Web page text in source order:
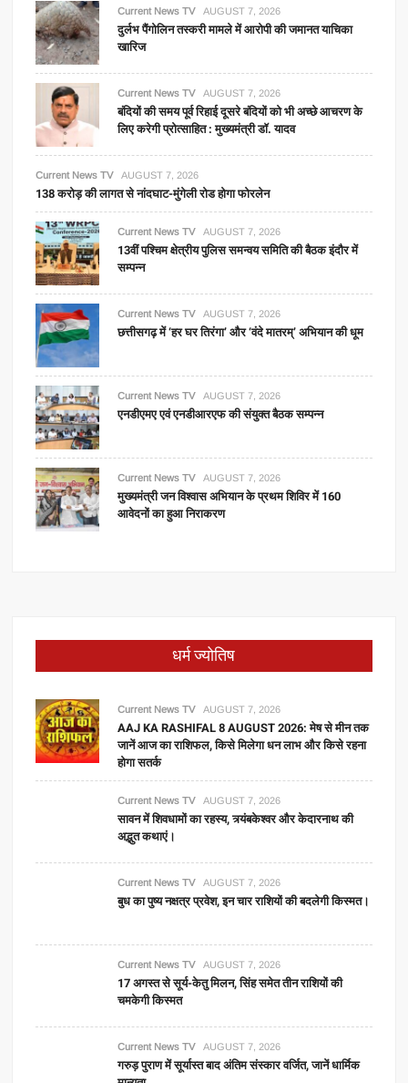
Current News TV AUGUST 7, 2026
दुर्लभ पैंगोलिन तस्करी मामले में आरोपी की जमानत याचिका
खारिज
Current News TV AUGUST 7, 2026
बंदियों की समय पूर्व रिहाई दूसरे बंदियों को भी अच्छे आचरण के
लिए करेगी प्रोत्साहित : मुख्यमंत्री डॉ. यादव
Current News TV AUGUST 7, 2026
138 करोड़ की लागत से नांदघाट-मुंगेली रोड होगा फोरलेन
Current News TV AUGUST 7, 2026
13वीं पश्चिम क्षेत्रीय पुलिस समन्वय समिति की बैठक इंदौर में
सम्पन्न
Current News TV AUGUST 7, 2026
छत्तीसगढ़ में ‘हर घर तिरंगा’ और ‘वंदे मातरम्’ अभियान की धूम
Current News TV AUGUST 7, 2026
एनडीएमए एवं एनडीआरएफ की संयुक्त बैठक सम्पन्न
Current News TV AUGUST 7, 2026
मुख्यमंत्री जन विश्वास अभियान के प्रथम शिविर में 160
आवेदनों का हुआ निराकरण
धर्म ज्योतिष
Current News TV AUGUST 7, 2026
AAJ KA RASHIFAL 8 AUGUST 2026: मेष से मीन तक
जानें आज का राशिफल, किसे मिलेगा धन लाभ और किसे रहना
होगा सतर्क
Current News TV AUGUST 7, 2026
सावन में शिवधामों का रहस्य, त्र्यंबकेश्वर और केदारनाथ की
अद्भुत कथाएं।
Current News TV AUGUST 7, 2026
बुध का पुष्य नक्षत्र प्रवेश, इन चार राशियों की बदलेगी किस्मत।
Current News TV AUGUST 7, 2026
17 अगस्त से सूर्य-केतु मिलन, सिंह समेत तीन राशियों की
चमकेगी किस्मत
Current News TV AUGUST 7, 2026
गरुड़ पुराण में सूर्यास्त बाद अंतिम संस्कार वर्जित, जानें धार्मिक